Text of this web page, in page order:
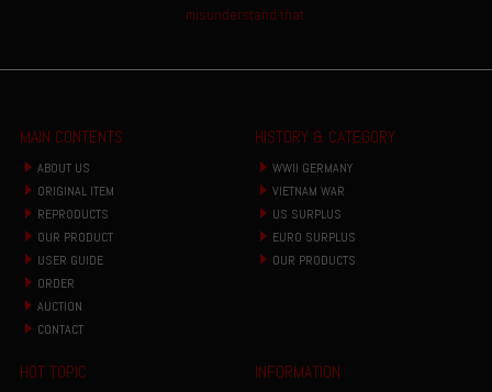
misunderstand that.
MAIN CONTENTS
ABOUT US
ORIGINAL ITEM
REPRODUCTS
OUR PRODUCT
USER GUIDE
ORDER
AUCTION
CONTACT
HISTORY & CATEGORY
WWII GERMANY
VIETNAM WAR
US SURPLUS
EURO SURPLUS
OUR PRODUCTS
HOT TOPIC INFORMATION